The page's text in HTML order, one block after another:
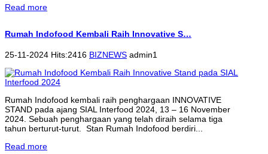
Read more
Rumah Indofood Kembali Raih Innovative S…
25-11-2024 Hits:2416 BIZNEWS admin1
Rumah Indofood kembali raih penghargaan INNOVATIVE
STAND pada ajang SIAL Interfood 2024, 13 – 16 November
2024. Sebuah penghargaan yang telah diraih selama tiga
tahun berturut-turut. Stan Rumah Indofood berdiri...
Read more